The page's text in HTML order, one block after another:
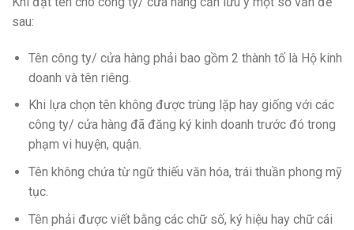
sau:
Tên công ty/ cửa hàng phải bao gồm 2 thành tố là Hộ kinh
doanh và tên riêng.
Khi lựa chọn tên không được trùng lặp hay giống với các
công ty/ cửa hàng đã đăng ký kinh doanh trước đó trong
phạm vi huyện, quận.
Tên không chứa từ ngữ thiếu văn hóa, trái thuần phong mỹ
tục.
Tên phải được viết bằng các chữ số, ký hiệu hay chữ cái